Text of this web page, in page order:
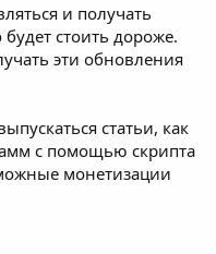
и получать
стоить дороже.
эти обновления
статьи, как
с помощью скрипта
монетизации